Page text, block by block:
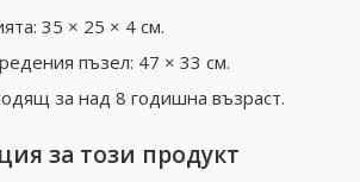
35 × 25 × 4 см.
пъзел: 47 × 33 см.
за над 8 годишна възраст.
за този продукт